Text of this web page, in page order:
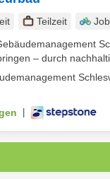
Teilzeit
– durch